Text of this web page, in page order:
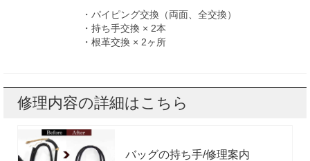
・パイピング交換（両面、全交換）
・持ち手交換 × 2本
・根革交換 × 2ヶ所
修理内容の詳細はこちら
バッグの持ち手/修理案内